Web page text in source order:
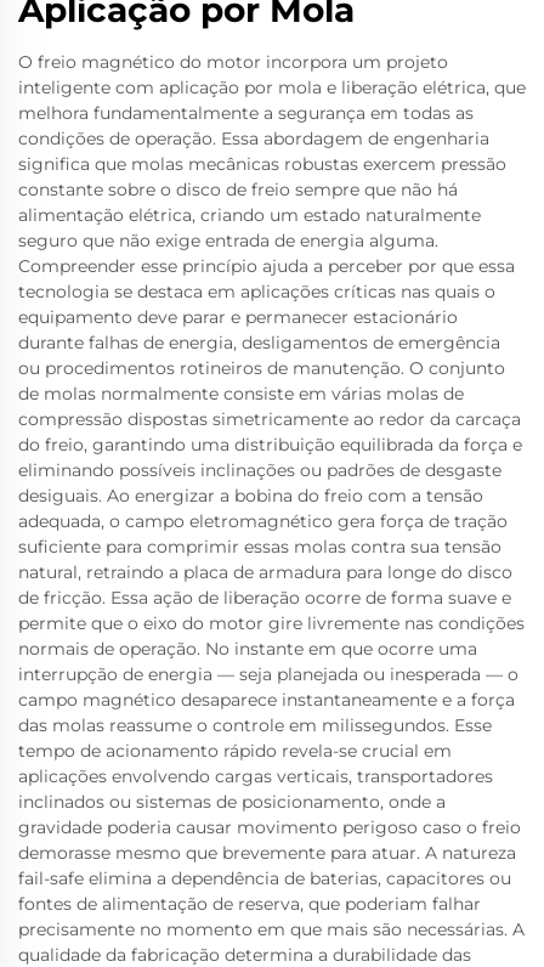
Aplicação por Mola
O freio magnético do motor incorpora um projeto
inteligente com aplicação por mola e liberação elétrica, que
melhora fundamentalmente a segurança em todas as
condições de operação. Essa abordagem de engenharia
significa que molas mecânicas robustas exercem pressão
constante sobre o disco de freio sempre que não há
alimentação elétrica, criando um estado naturalmente
seguro que não exige entrada de energia alguma.
Compreender esse princípio ajuda a perceber por que essa
tecnologia se destaca em aplicações críticas nas quais o
equipamento deve parar e permanecer estacionário
durante falhas de energia, desligamentos de emergência
ou procedimentos rotineiros de manutenção. O conjunto
de molas normalmente consiste em várias molas de
compressão dispostas simetricamente ao redor da carcaça
do freio, garantindo uma distribuição equilibrada da força e
eliminando possíveis inclinações ou padrões de desgaste
desiguais. Ao energizar a bobina do freio com a tensão
adequada, o campo eletromagnético gera força de tração
suficiente para comprimir essas molas contra sua tensão
natural, retraindo a placa de armadura para longe do disco
de fricção. Essa ação de liberação ocorre de forma suave e
permite que o eixo do motor gire livremente nas condições
normais de operação. No instante em que ocorre uma
interrupção de energia — seja planejada ou inesperada — o
campo magnético desaparece instantaneamente e a força
das molas reassume o controle em milissegundos. Esse
tempo de acionamento rápido revela-se crucial em
aplicações envolvendo cargas verticais, transportadores
inclinados ou sistemas de posicionamento, onde a
gravidade poderia causar movimento perigoso caso o freio
demorasse mesmo que brevemente para atuar. A natureza
fail-safe elimina a dependência de baterias, capacitores ou
fontes de alimentação de reserva, que poderiam falhar
precisamente no momento em que mais são necessárias. A
qualidade da fabricação determina a durabilidade das